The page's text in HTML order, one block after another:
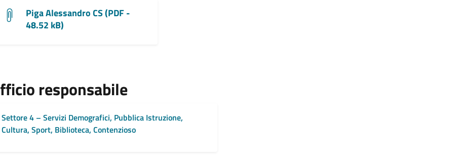
Piga Alessandro CS (PDF -
48.52 kB)
responsabile
Settore 4 – Servizi Demografici, Pubblica Istruzione,
Cultura, Sport, Biblioteca, Contenzioso